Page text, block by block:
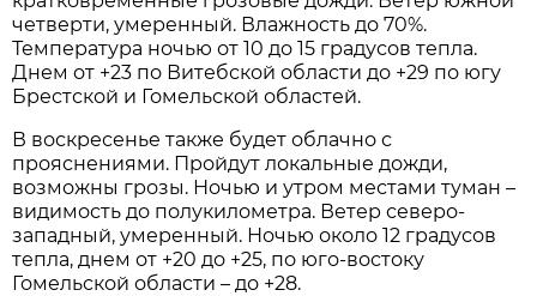
четверти, умеренный. Влажность до 70%.
Температура ночью от 10 до 15 градусов тепла.
Днем от +23 по Витебской области до +29 по югу
Брестской и Гомельской областей.
В воскресенье также будет облачно с
прояснениями. Пройдут локальные дожди,
возможны грозы. Ночью и утром местами туман –
видимость до полукилометра. Ветер северо-
западный, умеренный. Ночью около 12 градусов
тепла, днем от +20 до +25, по юго-востоку
Гомельской области – до +28.